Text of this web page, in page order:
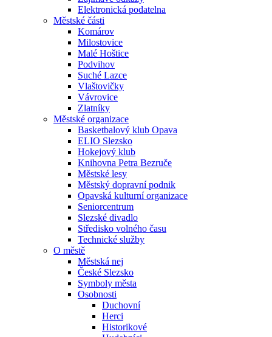
Elektronická podatelna
Městské části
Komárov
Milostovice
Malé Hoštice
Podvihov
Suché Lazce
Vlaštovičky
Vávrovice
Zlatníky
Městské organizace
Basketbalový klub Opava
ELIO Slezsko
Hokejový klub
Knihovna Petra Bezruče
Městské lesy
Městský dopravní podnik
Opavská kulturní organizace
Seniorcentrum
Slezské divadlo
Středisko volného času
Technické služby
O městě
Městská nej
České Slezsko
Symboly města
Osobnosti
Duchovní
Herci
Historikové